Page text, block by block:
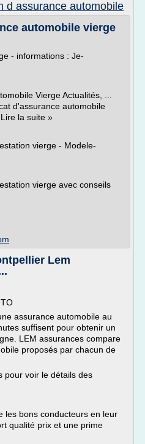
d assurance automobile
automobile vierge
- informations : Je-
Vierge Actualités, ...
d'assurance automobile
la suite »
vierge - Modele-
vierge avec conseils
Lem
assurance automobile au
suffisent pour obtenir un
LEM assurances compare
proposés par chacun de
pour voir le détails des
les bons conducteurs en leur
qualité prix et une prime